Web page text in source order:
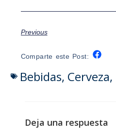
Previous
Comparte este Post:
Bebidas, Cerveza,
Deja una respuesta